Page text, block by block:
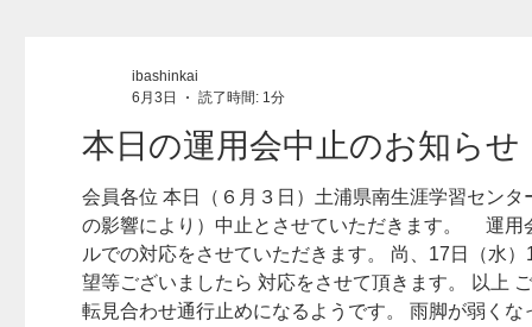
本日の運用会中止のお知らせ
会員各位 本日（６月３日）土浦県南生涯学習センターで開催予定の療養費払適正運用会は、 悪天候のため（台風６号
の影響により）中止とさせていただきます。 運用会は提出期限の関係上日程変更が難しいので 今月は、電話・メー
ルでの対応をさせていただきます。 尚、17日（水
望等ございましたら 対応をさせて頂きます。 以上 ご理解の程宜しくお願い致します。 常磐線・常磐道は正午から運
転見合わせ通行止めになるようです。 雨脚が弱く
ibashinkai
6月3日
読了時間: 1分